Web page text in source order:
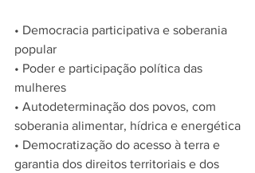
• Democracia participativa e soberania
popular
• Poder e participação política das
mulheres
• Autodeterminação dos povos, com
soberania alimentar, hídrica e energética
• Democratização do acesso à terra e
garantia dos direitos territoriais e dos